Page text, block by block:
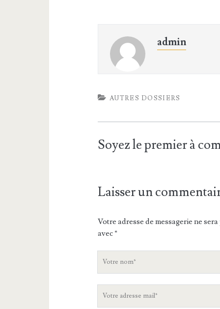
admin
AUTRES DOSSIERS
Soyez le premier à
Laisser un
Votre adresse de messagerie ne
avec*
V
V